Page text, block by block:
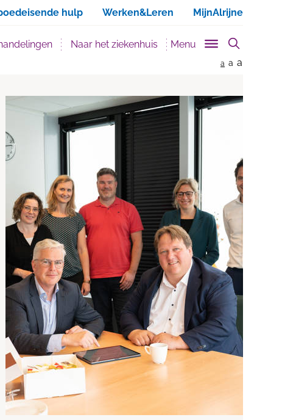
hulp Werken&Leren MijnAlrijne
Naar het ziekenhuis Menu
a a a